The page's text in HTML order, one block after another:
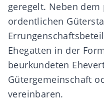
geregelt. Neben
ordentlichen
Ehegatten in der
beurkundeten
Gütergemeinschaft
vereinbaren.